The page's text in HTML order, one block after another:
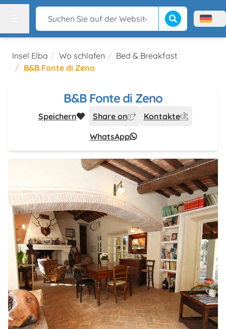
Suchen Sie auf der Website Suche beginnen
Menù
Insel Elba Wo schlafen
Bed & Breakfast
B&B Fonte di Zeno
B&B Fonte di Zeno
Speichern Share on
Kontakte
WhatsApp